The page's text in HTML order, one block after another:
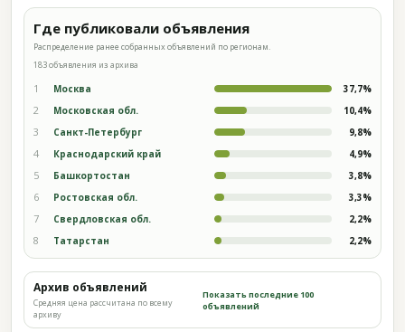
Где публиковали объявления
Распределение ранее собранных объявлений по регионам.
183 объявления из архива
1 Москва 37,7%
2 Московская обл. 10,4%
3 Санкт-Петербург 9,8%
4 Краснодарский край 4,9%
5 Башкортостан 3,8%
6 Ростовская обл. 3,3%
7 Свердловская обл. 2,2%
8 Татарстан 2,2%
Архив объявлений
Средняя цена рассчитана по всему
архиву
Показать последние 100
объявлений